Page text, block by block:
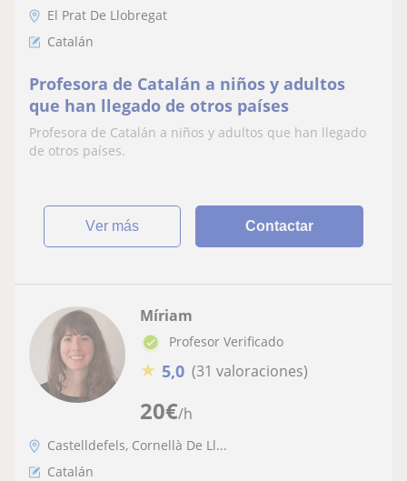
El Prat De Llobregat
Catalán
Profesora de Catalán a niños y adultos
que han llegado de otros países
Profesora de Catalán a niños y adultos que han llegado
de otros países.
ver más Contactar
20€/h
Míriam
Profesor Verificado
★ 5,0 (31 valoraciones)
Castelldefels, Cornellà De Ll...
Catalán